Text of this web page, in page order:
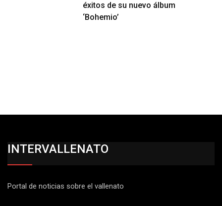
éxitos de su nuevo álbum
‘Bohemio’
INTERVALLENATO
Portal de noticias sobre el vallenato